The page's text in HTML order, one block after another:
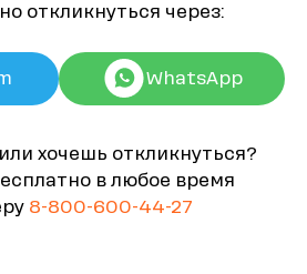
откликнуться через:
WhatsApp
хочешь откликнуться?
в любое время
8-800-600-44-27